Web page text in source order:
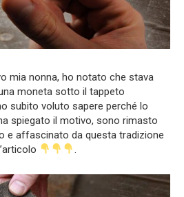
mia nonna, ho notato che stava
moneta sotto il tappeto
subito voluto sapere perché lo
spiegato il motivo, sono rimasto
e affascinato da questa tradizione
.